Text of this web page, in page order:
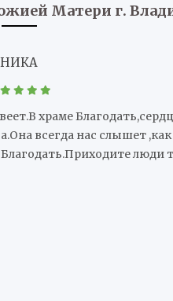
Матери г.
НИКА
храме
всегда нас слышет